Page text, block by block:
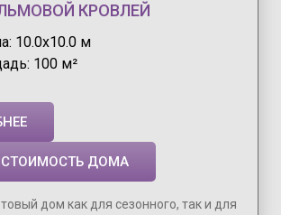
КРОВЛЕЙ
10.0х10.0 м
100 м²
СТОИМОСТЬ ДОМА
дом как для сезонного, так и для